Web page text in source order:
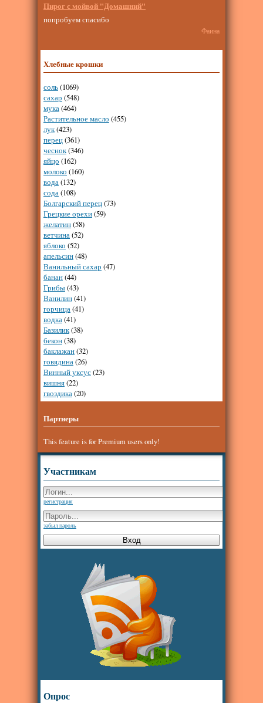
Пирог с мойвой "Домашний"
попробуем спасибо
Фаина
Хлебные крошки
соль(1069)
сахар (548)
мука(464)
Растительное масло (455)
лук(423)
перец(361)
чеснок(346)
яйцо (162)
молоко (160)
вода(132)
сода(108)
Болгарский перец(73)
Грецкие орехи(59)
желатин(58)
ветчина(52)
яблоко (52)
апельсин(48)
Ванильный сахар (47)
банан(44)
Грибы(43)
Ванилин(41)
горчица(41)
водка(41)
Базилик(38)
бекон(38)
баклажан(32)
говядина(26)
Винный уксус(23)
вишня(22)
гвоздика(20)
Партнеры
This feature is for Premium users only!
Участникам
регистрация
забыл пароль
Опрос